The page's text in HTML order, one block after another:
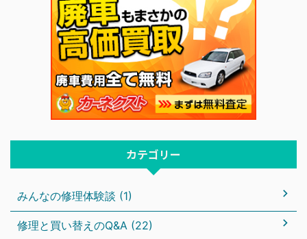
カテゴリー
みんなの修理体験談 (1)
修理と買い替えのQ&A (22)